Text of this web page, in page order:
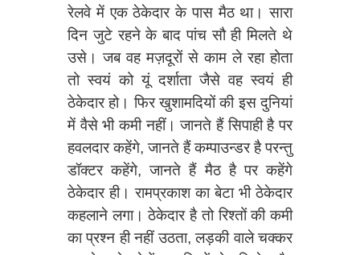
रेलवे में एक ठेकेदार के पास मैठ था। सारा
दिन जुटे रहने के बाद पांच सौ ही मिलते थे
उसे। जब वह मज़दूरों से काम ले रहा होता
तो स्वयं को यूं दर्शाता जैसे वह स्वयं ही
ठेकेदार हो। फिर खुशामदियों की इस दुनियां
में वैसे भी कमी नहीं। जानते हैं सिपाही है पर
हवलदार कहेंगे, जानते हैं कम्पाउन्डर है परन्तु
डॉक्टर कहेंगे, जानते हैं मैठ है पर कहेंगे
ठेकेदार ही। रामप्रकाश का बेटा भी ठेकेदार
कहलाने लगा। ठेकेदार है तो रिश्तों की कमी
का प्रश्‍न ही नहीं उठता, लड़की वाले चक्कर